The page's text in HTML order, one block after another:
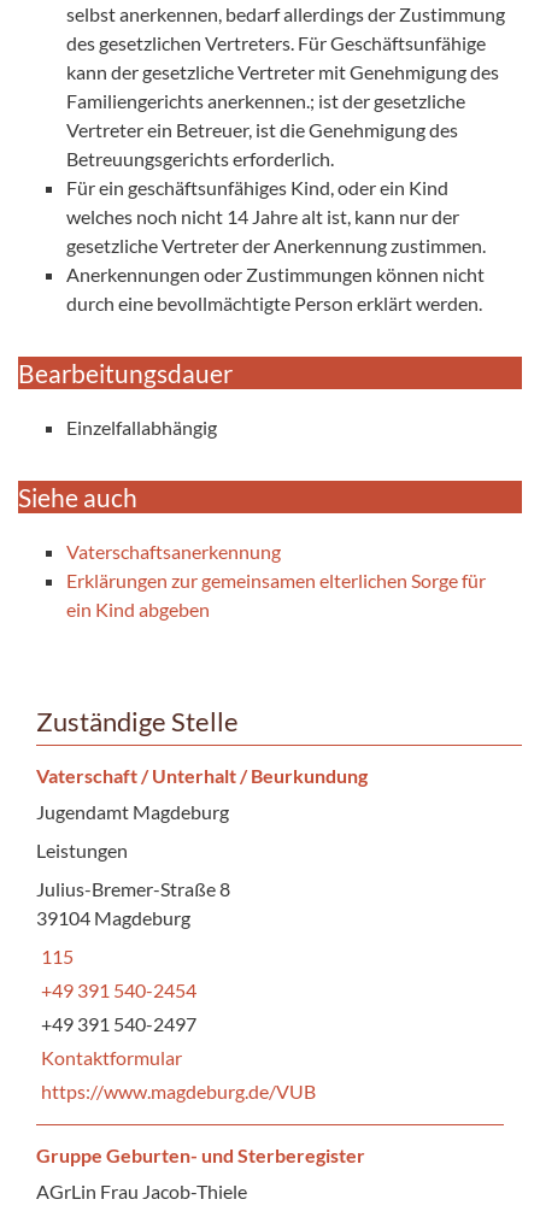
selbst anerkennen, bedarf allerdings der Zustimmung
des gesetzlichen Vertreters. Für Geschäftsunfähige
kann der gesetzliche Vertreter mit Genehmigung des
Familiengerichts anerkennen.; ist der gesetzliche
Vertreter ein Betreuer, ist die Genehmigung des
Betreuungsgerichts erforderlich.
Für ein geschäftsunfähiges Kind, oder ein Kind
welches noch nicht 14 Jahre alt ist, kann nur der
gesetzliche Vertreter der Anerkennung zustimmen.
Anerkennungen oder Zustimmungen können nicht
durch eine bevollmächtigte Person erklärt werden.
Bearbeitungsdauer
Einzelfallabhängig
Siehe auch
Vaterschaftsanerkennung
Erklärungen zur gemeinsamen elterlichen Sorge für
ein Kind abgeben
Zuständige Stelle
Vaterschaft / Unterhalt / Beurkundung
Jugendamt Magdeburg
Leistungen
Julius-Bremer-Straße 8
39104 Magdeburg
115
+49 391 540-2454
+49 391 540-2497
Kontaktformular
https://www.magdeburg.de/VUB
Gruppe Geburten- und Sterberegister
AGrLin Frau Jacob-Thiele